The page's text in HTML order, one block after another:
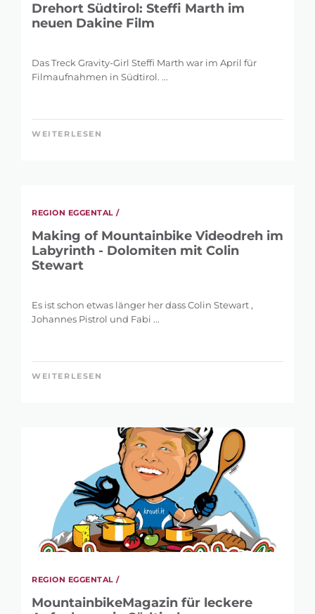
Drehort Südtirol: Steffi Marth im
neuen Dakine Film
Das Treck Gravity-Girl Steffi Marth war im April für
Filmaufnahmen in Südtirol. ...
WEITERLESEN
REGION EGGENTAL /
Making of Mountainbike Videodreh im
Labyrinth - Dolomiten mit Colin
Stewart
Es ist schon etwas länger her dass Colin Stewart ,
Johannes Pistrol und Fabi ...
WEITERLESEN
REGION EGGENTAL /
MountainbikeMagazin für leckere